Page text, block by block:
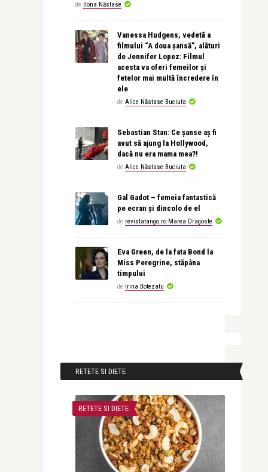
de Ilona Năstase
Vanessa Hudgens, vedetă a
filmului “A doua șansă”, alături
de Jennifer Lopez: Filmul
acesta va oferi femeilor și
fetelor mai multă încredere în
ele
de Alice Năstase Buciuta
Sebastian Stan: Ce șanse aș fi
avut să ajung la Hollywood,
dacă nu era mama mea?!
de Alice Năstase Buciuta
Gal Gadot – femeia fantastică
pe ecran și dincolo de el
de revistatango.ro Marea Dragoste
Eva Green, de la fata Bond la
Miss Peregrine, stăpâna
timpului
de Irina Botezatu
RETETE SI DIETE
RETETE SI DIETE